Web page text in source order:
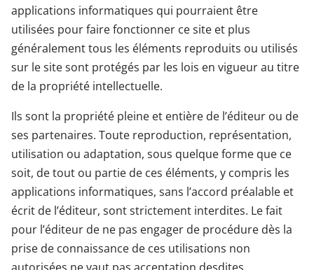
applications informatiques qui pourraient être
utilisées pour faire fonctionner ce site et plus
généralement tous les éléments reproduits ou utilisés
sur le site sont protégés par les lois en vigueur au titre
de la propriété intellectuelle.
Ils sont la propriété pleine et entière de l’éditeur ou de
ses partenaires. Toute reproduction, représentation,
utilisation ou adaptation, sous quelque forme que ce
soit, de tout ou partie de ces éléments, y compris les
applications informatiques, sans l’accord préalable et
écrit de l’éditeur, sont strictement interdites. Le fait
pour l’éditeur de ne pas engager de procédure dès la
prise de connaissance de ces utilisations non